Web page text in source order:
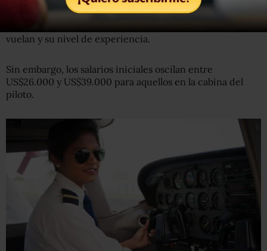
Los salarios de los pilotos comerciales dependen de la
aerolínea para la que trabajan, el tipo de aeronave que
vuelan y su nivel de experiencia.
Sin embargo, los salarios iniciales oscilan entre
US$26.000 y US$39.000 para aquellos en la cabina del
piloto.